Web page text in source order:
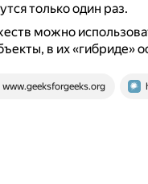
только один раз.
можно
в их «гибриде»
www.geeksforgeeks.org